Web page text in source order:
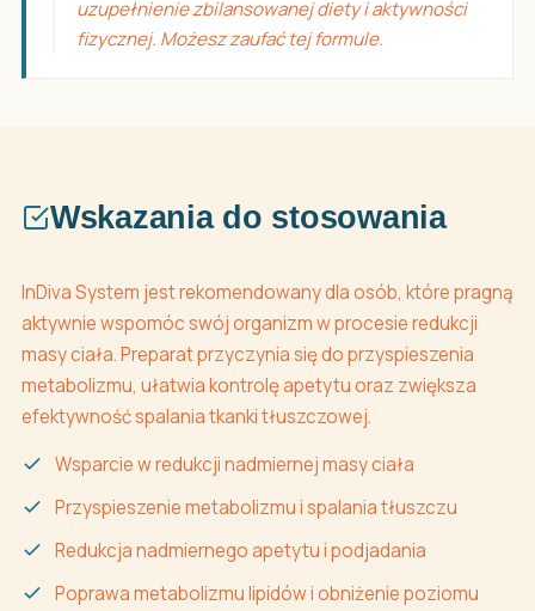
uzupełnienie zbilansowanej diety i aktywności
fizycznej. Możesz zaufać tej formule.
Wskazania do stosowania
InDiva System jest rekomendowany dla osób, które pragną
aktywnie wspomóc swój organizm w procesie redukcji
masy ciała. Preparat przyczynia się do przyspieszenia
metabolizmu, ułatwia kontrolę apetytu oraz zwiększa
efektywność spalania tkanki tłuszczowej.
Wsparcie w redukcji nadmiernej masy ciała
Przyspieszenie metabolizmu i spalania tłuszczu
Redukcja nadmiernego apetytu i podjadania
Poprawa metabolizmu lipidów i obniżenie poziomu